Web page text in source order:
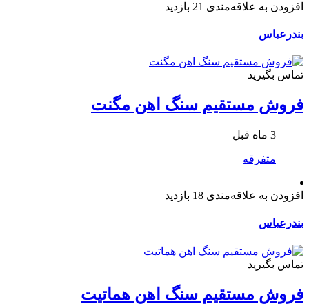
افزودن به علاقه‌مندی 21 بازدید
بندرعباس
تماس بگیرید
فروش مستقیم سنگ اهن مگنت
3 ماه قبل
متفرقه
افزودن به علاقه‌مندی 18 بازدید
بندرعباس
تماس بگیرید
فروش مستقیم سنگ اهن هماتیت